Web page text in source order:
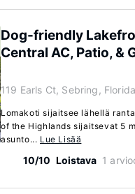
Dog-friendly
Central AC, Patio, &
119 Earls Ct, Sebring,
Lomakoti sijaitsee lähellä
of the Highlands sijaitsevat 5
asunto... Lue Lisää
10/10 Loistava 1